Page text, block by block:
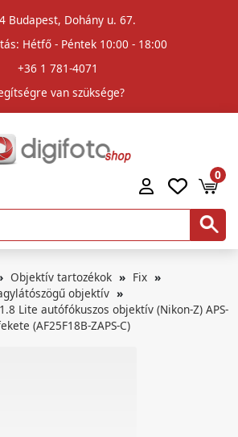
Budapest, Dohány u. 67.
Hétfő - Péntek 10:00 - 18:00
+36 1 781-4071
van szüksége?
0
Objektív tartozékok
Fix
objektív
Lite autófókuszos objektív (Nikon-Z) APS-
(AF25F18B-ZAPS-C)